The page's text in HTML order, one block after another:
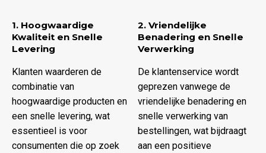
1. Hoogwaardige
Kwaliteit en Snelle
Levering
Klanten waarderen de
combinatie van
hoogwaardige producten en
een snelle levering, wat
essentieel is voor
consumenten die op zoek
2. Vriendelijke
Benadering en Snelle
Verwerking
De klantenservice wordt
geprezen vanwege de
vriendelijke benadering en
snelle verwerking van
bestellingen, wat bijdraagt
aan een positieve